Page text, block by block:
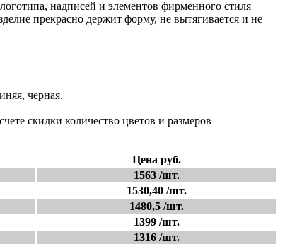
надписей и элементов фирменного стиля
прекрасно держит форму, не вытягивается и не
черная.
скидки количество цветов и размеров
Цена руб.
1563 /шт.
1530,40 /шт.
1480,5 /шт.
1399 /шт.
1316 /шт.